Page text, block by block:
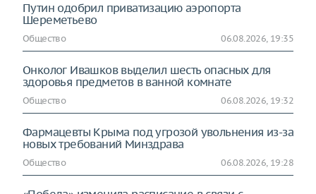
Путин одобрил приватизацию аэропорта
Шереметьево
Общество 06.08.2026, 19:35
Онколог Ивашков выделил шесть опасных для
здоровья предметов в ванной комнате
Общество 06.08.2026, 19:32
Фармацевты Крыма под угрозой увольнения из-за
новых требований Минздрава
Общество 06.08.2026, 19:28